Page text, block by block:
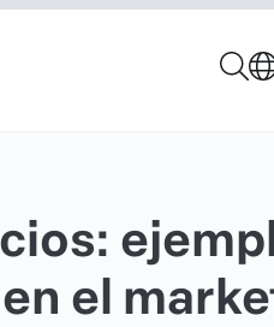
el